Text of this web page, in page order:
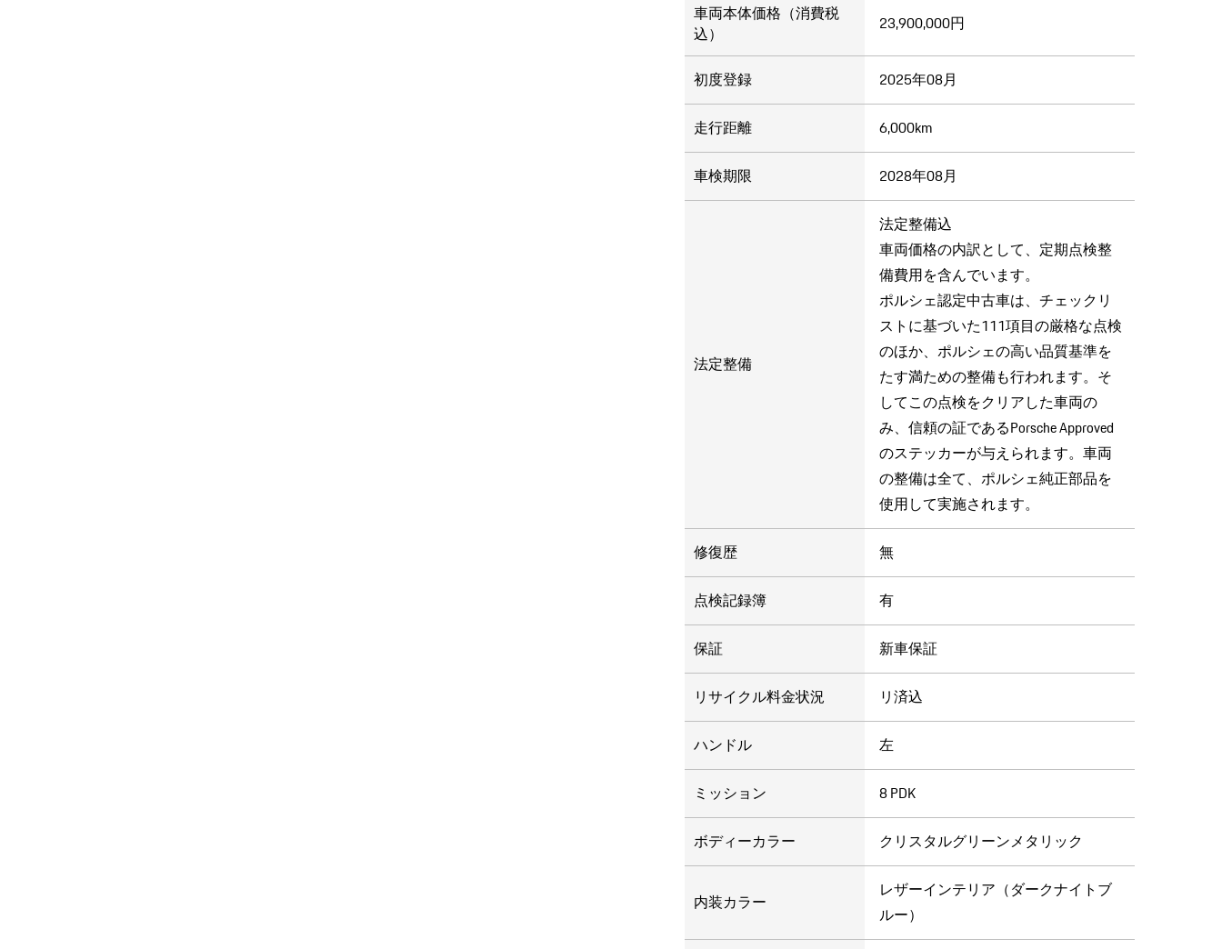
車両本体価格 （消費税
込）
23,900,000円
初度登録 2025年08月
走行距離 6,000km
車検期限 2028年08月
法定整備
法定整備込
車両価格の内訳として、定期点検整
備費用を含んでいます。
ポルシェ認定中古車は、チェックリ
ストに基づいた111項目の厳格な点検
のほか、ポルシェの高い品質基準を
たす満ための整備も行われます。そ
してこの点検をクリアした車両の
み、信頼の証であるPorsche Approved
のステッカーが与えられます。車両
の整備は全て、ポルシェ純正部品を
使用して実施されます。
修復歴 無
点検記録簿 有
保証 新車保証
リサイクル料金状況 リ済込
ハンドル 左
ミッション 8 PDK
ボディーカラー クリスタルグリーンメタリック
内装カラー
レザーインテリア（ダークナイトブ
ルー）